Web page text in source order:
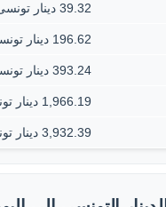
39.32 دينار تونسى
196.62 دينار تونسى
393.24 دينار تونسى
1,966.19 دينار تونسى
3,932.39 دينار تونسى